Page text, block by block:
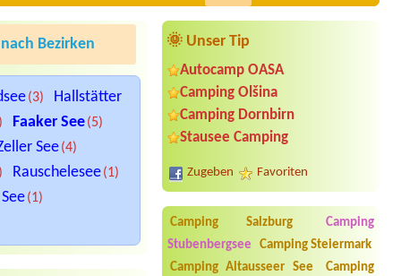
🌞 Unser Tip
Autocamp OASA
Camping Olšina
Camping Dornbirn
Stausee Camping
Zugeben Favoriten
Camping Salzburg
Camping
Stubenbergsee
Camping Steiermark
Camping Altausseer See
Camping
Bezirken
(3)
Hallstätter
Faaker See(5)
See(4)
Rauschelesee(1)
(1)